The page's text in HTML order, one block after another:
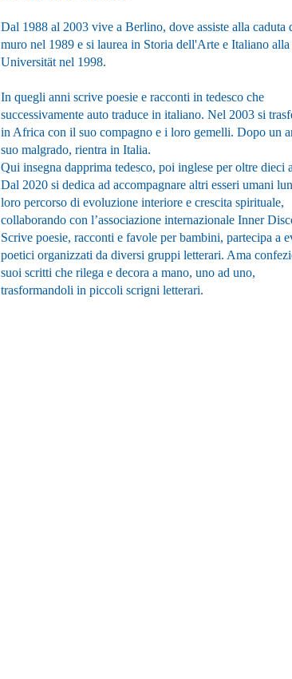
Dal 1988 al 2003 vive a Berlino, dove assiste alla caduta
muro nel 1989 e si laurea in Storia dell'Arte e Italiano alla
Universität nel 1998.
In quegli anni scrive poesie e racconti in tedesco che
successivamente auto traduce in italiano. Nel 2003 si
in Africa con il suo compagno e i loro gemelli. Dopo un
suo malgrado, rientra in Italia.
Qui insegna dapprima tedesco, poi inglese per oltre dieci
Dal 2020 si dedica ad accompagnare altri esseri umani
loro percorso di evoluzione interiore e crescita spirituale,
collaborando con l’associazione internazionale Inner
Scrive poesie, racconti e favole per bambini, partecipa a
poetici organizzati da diversi gruppi letterari. Ama
suoi scritti che rilega e decora a mano, uno ad uno,
trasformandoli in piccoli scrigni letterari.